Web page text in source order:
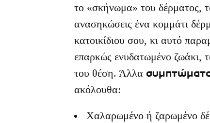
το «σκήνωμα» του δέρματος,
ανασηκώσεις ένα κομμάτι
κατοικίδιου σου, κι αυτό
επαρκώς ενυδατωμένο ζωάκι,
του θέση. Άλλα
ακόλουθα:
Χαλαρωμένο ή ζαρωμένο